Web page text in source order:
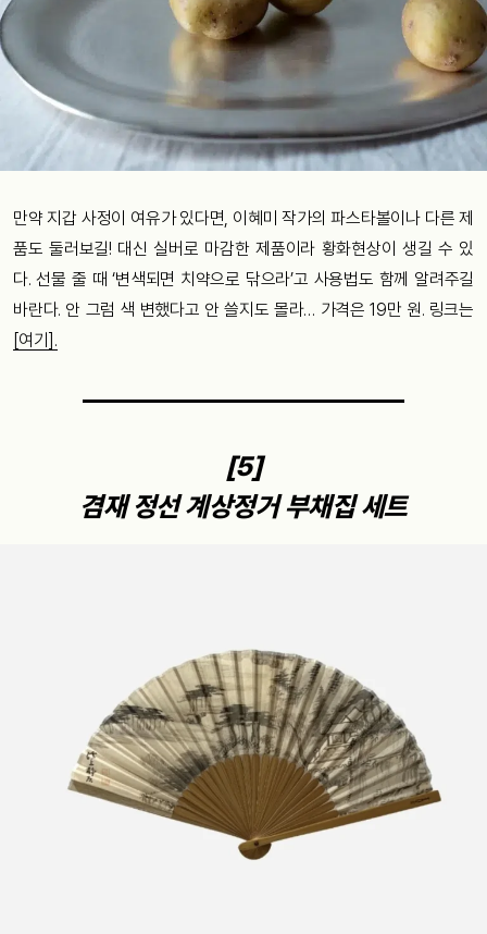
만약 지갑 사정이 여유가 있다면, 이혜미 작가의 파스타볼이나 다른 제
품도 둘러보길! 대신 실버로 마감한 제품이라 황화현상이 생길 수 있
다. 선물 줄 때 ‘변색되면 치약으로 닦으라’고 사용법도 함께 알려주길
바란다. 안 그럼 색 변했다고 안 쓸지도 몰라… 가격은 19만 원. 링크는
[여기].
[5]
겸재 정선 계상정거 부채집 세트